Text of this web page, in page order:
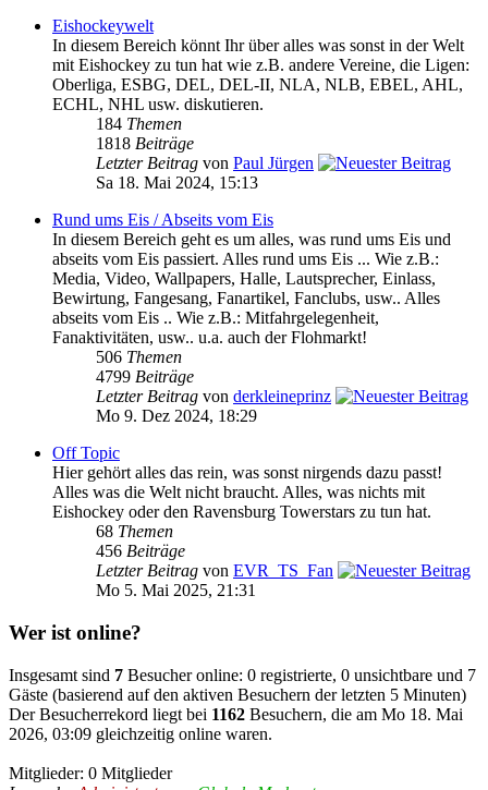
Eishockeywelt
In diesem Bereich könnt Ihr über alles was sonst in der Welt
mit Eishockey zu tun hat wie z.B. andere Vereine, die Ligen:
Oberliga, ESBG, DEL, DEL-II, NLA, NLB, EBEL, AHL,
ECHL, NHL usw. diskutieren.
184 Themen
1818 Beiträge
Letzter Beitrag von Paul Jürgen
Sa 18. Mai 2024, 15:13
Rund ums Eis / Abseits vom Eis
In diesem Bereich geht es um alles, was rund ums Eis und
abseits vom Eis passiert. Alles rund ums Eis ... Wie z.B.:
Media, Video, Wallpapers, Halle, Lautsprecher, Einlass,
Bewirtung, Fangesang, Fanartikel, Fanclubs, usw.. Alles
abseits vom Eis .. Wie z.B.: Mitfahrgelegenheit,
Fanaktivitäten, usw.. u.a. auch der Flohmarkt!
506 Themen
4799 Beiträge
Letzter Beitrag von derkleineprinz
Mo 9. Dez 2024, 18:29
Off Topic
Hier gehört alles das rein, was sonst nirgends dazu passt!
Alles was die Welt nicht braucht. Alles, was nichts mit
Eishockey oder den Ravensburg Towerstars zu tun hat.
68 Themen
456 Beiträge
Letzter Beitrag von EVR_TS_Fan
Mo 5. Mai 2025, 21:31
Wer ist online?
Insgesamt sind 7 Besucher online: 0 registrierte, 0 unsichtbare und 7
Gäste (basierend auf den aktiven Besuchern der letzten 5 Minuten)
Der Besucherrekord liegt bei 1162 Besuchern, die am Mo 18. Mai
2026, 03:09 gleichzeitig online waren.
Mitglieder: 0 Mitglieder